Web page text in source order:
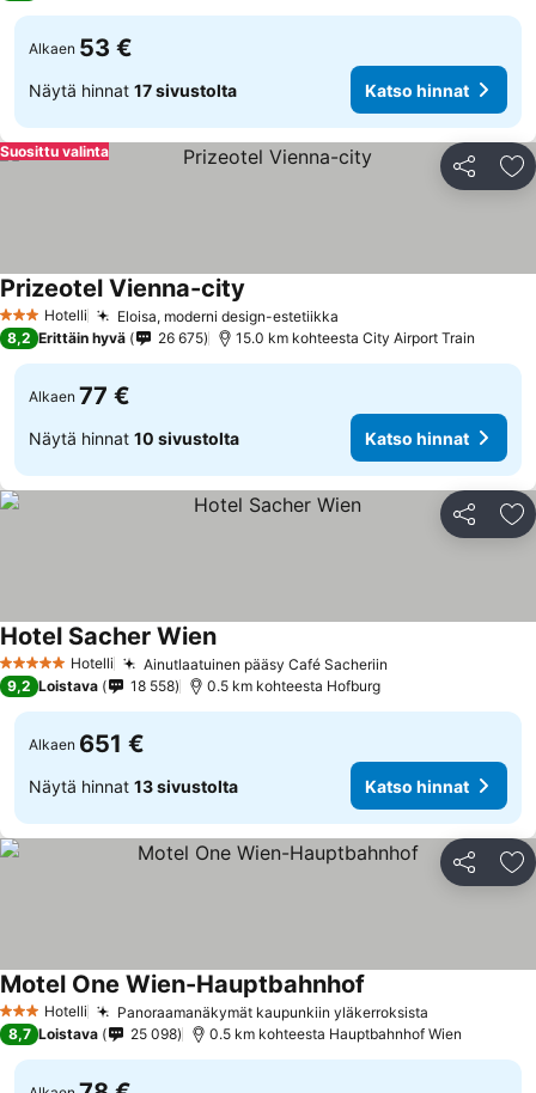
Alkaen 53 €
Näytä hinnat 17 sivustolta Katso hinnat
Jaa
Suosittu valinta
3 Tähtiluokitus
Hotelli Eloisa, moderni design-estetiikka
Prizeotel Vienna-city
8,2 Erittäin hyvä 26 675 15.0 km kohteesta City Airport Train
Alkaen 77 €
Näytä hinnat 10 sivustolta Katso hinnat
Jaa
5 Tähtiluokitus
Hotelli Ainutlaatuinen pääsy Café Sacheriin
Hotel Sacher Wien
9,2 Loistava 18 558 0.5 km kohteesta Hofburg
Alkaen 651 €
Näytä hinnat 13 sivustolta Katso hinnat
Jaa
3 Tähtiluokitus
Hotelli Panoraamanäkymät kaupunkiin yläkerroksista
Motel One Wien-Hauptbahnhof
8,7 Loistava 25 098 0.5 km kohteesta Hauptbahnhof Wien